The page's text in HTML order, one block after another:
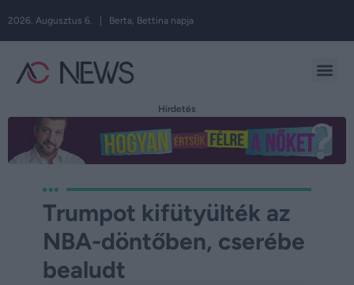
2026. Augusztus 6. | Berta, Bettina napja
Hirdetés
Trumpot kifütyülték az
NBA-döntőben, cserébe
bealudt